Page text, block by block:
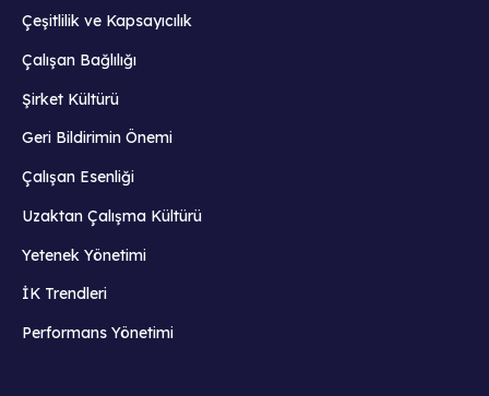
Çeşitlilik ve Kapsayıcılık
Çalışan Bağlılığı
Şirket Kültürü
Geri Bildirimin Önemi
Çalışan Esenliği
Uzaktan Çalışma Kültürü
Yetenek Yönetimi
İK Trendleri
Performans Yönetimi